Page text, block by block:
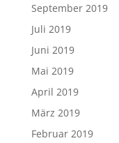
September 2019
Juli 2019
Juni 2019
Mai 2019
April 2019
März 2019
Februar 2019